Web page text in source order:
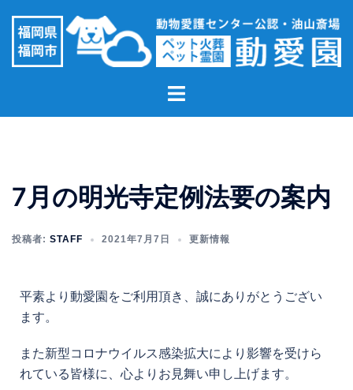
7月の明光寺定例法要の案内
投稿者: STAFF 2021年7月7日 更新情報
平素より動愛園をご利用頂き、誠にありがとうござい
ます。
また新型コロナウイルス感染拡大により影響を受けら
れている皆様に、心よりお見舞い申し上げます。